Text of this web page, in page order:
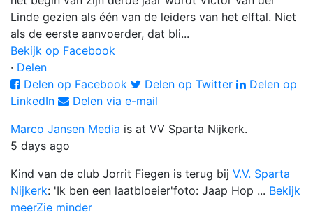
Linde gezien als één van de leiders van het elftal. Niet
als de eerste aanvoerder, dat bli...
Bekijk op Facebook
· Delen
Delen op Facebook
Delen op Twitter
Delen op
LinkedIn
Delen via e-mail
Marco Jansen Media is at VV Sparta Nijkerk.
5 days ago
Kind van de club Jorrit Fiegen is terug bij V.V. Sparta
Nijkerk: 'Ik ben een laatbloeier'foto: Jaap Hop ... Bekijk
meerZie minder